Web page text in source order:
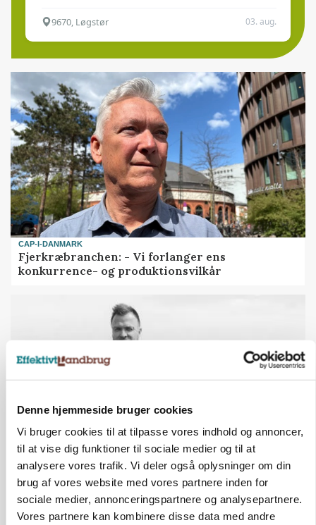
Denne hjemmeside bruger cookies
Vi bruger cookies til at tilpasse vores indhold og annoncer,
til at vise dig funktioner til sociale medier og til at
analysere vores trafik. Vi deler også oplysninger om din
brug af vores website med vores partnere inden for
sociale medier, annonceringspartnere og analysepartnere.
Vores partnere kan kombinere disse data med andre
9670, Løgstør 03. aug.
CAP-I-DANMARK
Fjerkræbranchen: - Vi forlanger ens
konkurrence- og produktionsvilkår
LEDER
Kun landbruget selv kan beslutte, om man vil
kæmpe juridisk for sin eksistens